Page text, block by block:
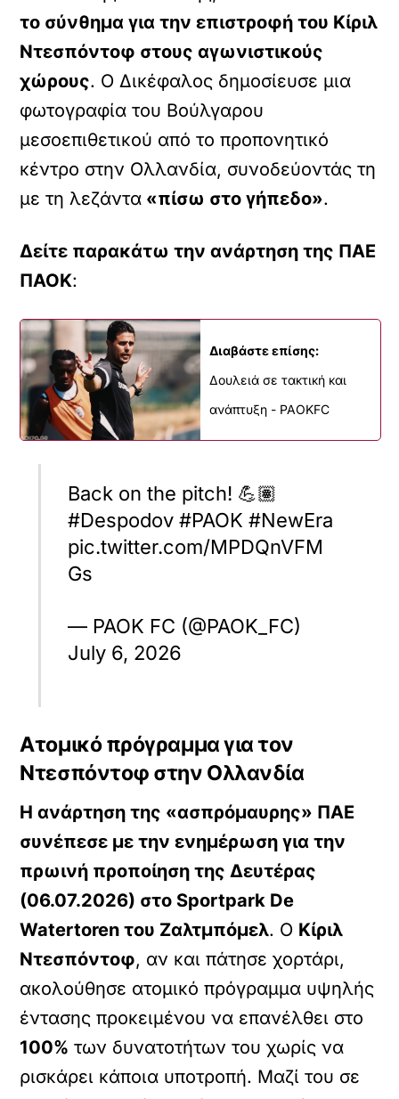
το σύνθημα για την επιστροφή του Κίριλ
Ντεσπόντοφ στους αγωνιστικούς
χώρους. Ο Δικέφαλος δημοσίευσε μια
φωτογραφία του Βούλγαρου
μεσοεπιθετικού από το προπονητικό
κέντρο στην Ολλανδία, συνοδεύοντάς τη
με τη λεζάντα «πίσω στο γήπεδο».
Δείτε παρακάτω την ανάρτηση της ΠΑΕ
ΠΑΟΚ:
Διαβάστε επίσης:
Δουλειά σε τακτική και
ανάπτυξη - PAOKFC
Back on the pitch! 💪🏽
#Despodov #PAOK #NewEra
pic.twitter.com/MPDQnVFM
Gs
— PAOK FC (@PAOK_FC)
July 6, 2026
Ατομικό πρόγραμμα για τον
Ντεσπόντοφ στην Ολλανδία
Η ανάρτηση της «ασπρόμαυρης» ΠΑΕ
συνέπεσε με την ενημέρωση για την
πρωινή προποίηση της Δευτέρας
(06.07.2026) στο Sportpark De
Watertoren του Ζαλτμπόμελ. Ο Κίριλ
Ντεσπόντοφ, αν και πάτησε χορτάρι,
ακολούθησε ατομικό πρόγραμμα υψηλής
έντασης προκειμένου να επανέλθει στο
100% των δυνατοτήτων του χωρίς να
ρισκάρει κάποια υποτροπή. Μαζί του σε